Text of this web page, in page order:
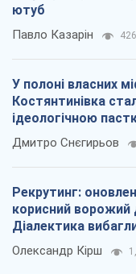
ютуб
Павло Казарін 426
У полоні власних
Костянтинівка
ідеологічною
окупантів
Дмитро Снєгирьов
Рекрутинг:
корисний ворожий
Діалектика
Олександр Кірш